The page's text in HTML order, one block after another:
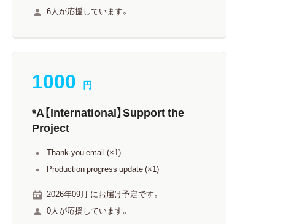
6人が応援しています。
1000 円
*A【International】Support the
Project
Thank-you email (×1)
Production progress update (×1)
2026年09月 にお届け予定です。
0人が応援しています。